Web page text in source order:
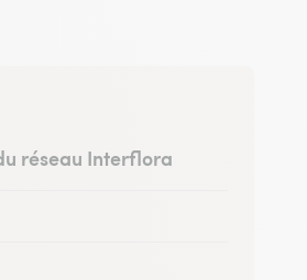
réseau Interflora